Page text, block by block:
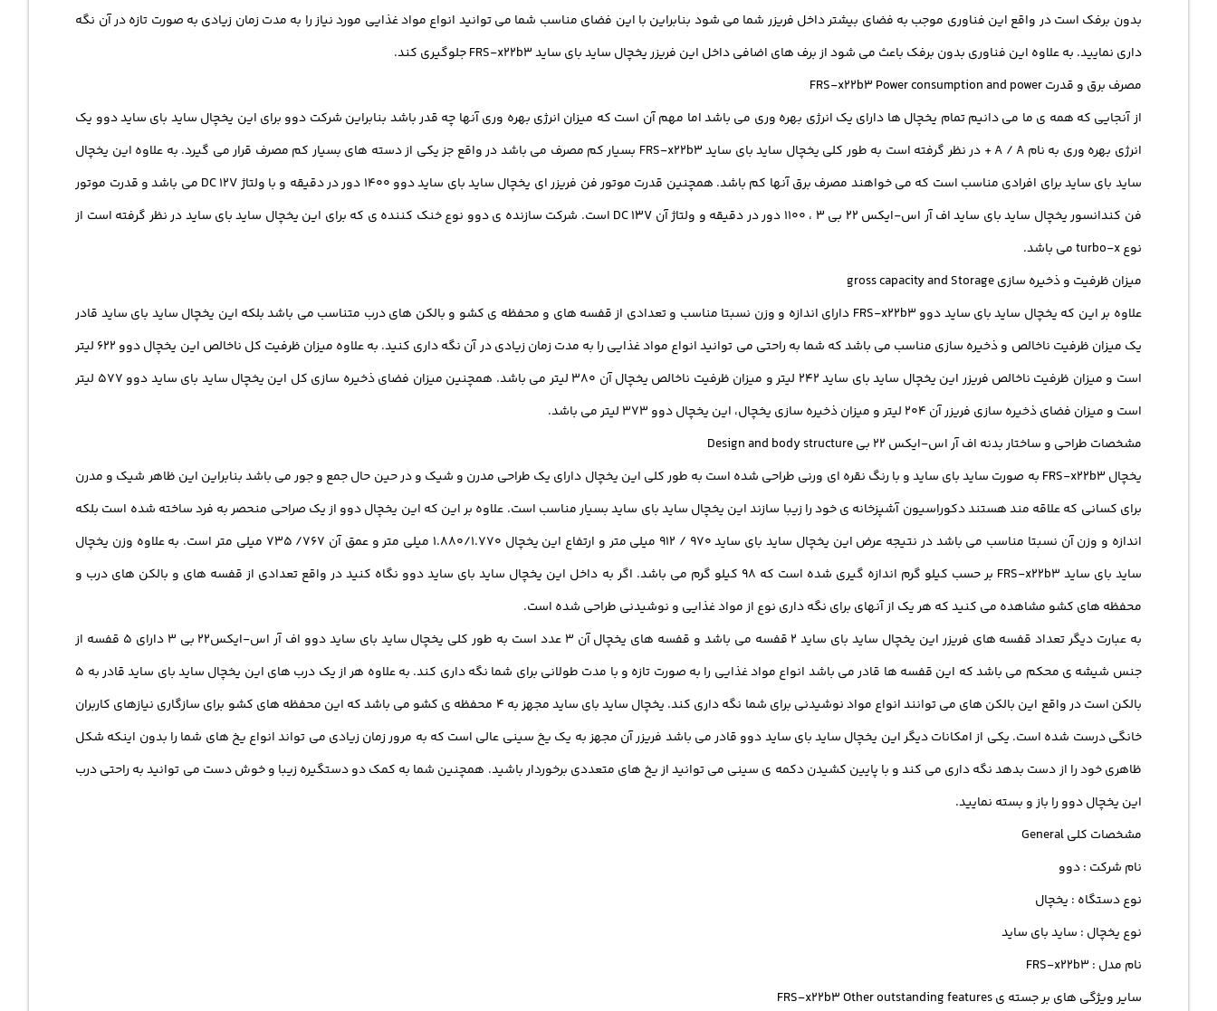
بدون برفک است در واقع این فناوری موجب به فضای بیشتر داخل فریزر شما می شود بنابراین با این فضای مناسب شما می توانید انواع مواد غذایی مورد نیاز را به مدت زمان زیادی به صورت تازه در آن نگه
داری نمایید. به علاوه این فناوری بدون برفک باعث می شود از برف های اضافی داخل این فریزر یخچال ساید بای ساید FRS-x22b3 جلوگیری کند.
مصرف برق و قدرت FRS-x22b3 Power consumption and power
از آنجایی که همه ی ما می دانیم تمام یخچال ها دارای یک انرژی بهره وری می باشد اما مهم آن است که میزان انرژی بهره وری آنها چه قدر باشد بنابراین شرکت دوو برای این یخچال ساید بای ساید دوو یک
انرژی بهره وری به نام A / A + در نظر گرفته است به طور کلی یخچال ساید بای ساید FRS-x22b3 بسیار کم مصرف می باشد در واقع جز یکی از دسته های بسیار کم مصرف قرار می گیرد. به علاوه این یخچال
ساید بای ساید برای افرادی مناسب است که می خواهند مصرف برق آنها کم باشد. همچنین قدرت موتور فن فریزر ای یخچال ساید بای ساید دوو 1400 دور در دقیقه و با ولتاژ DC 12V می باشد و قدرت موتور
فن کندانسور یخچال ساید بای ساید اف آر اس-ایکس 22 بی 3 ، 1100 دور در دقیقه و ولتاژ آن DC 13V است. شرکت سازنده ی دوو نوع خنک کننده ی که برای این یخچال ساید بای ساید در نظر گرفته است از
نوع turbo-x می باشد.
میزان ظرفیت و ذخیره سازی gross capacity and Storage
علاوه بر این که یخچال ساید بای ساید دوو FRS-x22b3 دارای اندازه و وزن نسبتا مناسب و تعدادی از قفسه های و محفظه ی کشو و بالکن های درب متناسب می باشد بلکه این یخچال ساید بای ساید قادر
یک میزان ظرفیت ناخالص و ذخیره سازی مناسب می باشد که شما به راحتی می توانید انواع مواد غذایی را به مدت زمان زیادی در آن نگه داری کنید. به علاوه میزان ظرفیت کل ناخالص این یخچال دوو 622 لیتر
است و میزان ظرفیت ناخالص فریزر این یخچال ساید بای ساید 242 لیتر و میزان ظرفیت ناخالص یخچال آن 380 لیتر می باشد. همچنین میزان فضای ذخیره سازی کل این یخچال ساید بای ساید دوو 577 لیتر
است و میزان فضای ذخیره سازی فریزر آن 204 لیتر و میزان ذخیره سازی یخچال، این یخچال دوو 373 لیتر می باشد.
مشخصات طراحی و ساختار بدنه اف آر اس-ایکس 22 بی Design and body structure
یخچال FRS-x22b3 به صورت ساید بای ساید و با رنگ نقره ای ورنی طراحی شده است به طور کلی این یخچال دارای یک طراحی مدرن و شیک و در حین حال جمع و جور می باشد بنابراین این ظاهر شیک و مدرن
برای کسانی که علاقه مند هستند دکوراسیون آشپزخانه ی خود را زیبا سازند این یخچال ساید بای ساید بسیار مناسب است. علاوه بر این که این یخچال دوو از یک صراحی منحصر به فرد ساخته شده است بلکه
اندازه و وزن آن نسبتا مناسب می باشد در نتیجه عرض این یخچال ساید بای ساید 970 / 912 میلی متر و ارتفاع این یخچال 1.880/1.770 میلی متر و عمق آن 767/ 735 میلی متر است. به علاوه وزن یخچال
ساید بای ساید FRS-x22b3 بر حسب کیلو گرم اندازه گیری شده است که 98 کیلو گرم می باشد. اگر به داخل این یخچال ساید بای ساید دوو نگاه کنید در واقع تعدادی از قفسه های و بالکن های درب و
محفظه های کشو مشاهده می کنید که هر یک از آنهای برای نگه داری نوع از مواد غذایی و نوشیدنی طراحی شده است.
به عبارت دیگر تعداد قفسه های فریزر این یخچال ساید بای ساید 2 قفسه می باشد و قفسه های یخچال آن 3 عدد است به طور کلی یخچال ساید بای ساید دوو اف آر اس-ایکس22 بی 3 دارای 5 قفسه از
جنس شیشه ی محکم می باشد که این قفسه ها قادر می باشد انواع مواد غذایی را به صورت تازه و با مدت طولانی برای شما نگه داری کند. به علاوه هر از یک درب های این یخچال ساید بای ساید قادر به 5
بالکن است در واقع این بالکن های می توانند انواع مواد نوشیدنی برای شما نگه داری کند. یخچال ساید بای ساید مجهز به 4 محفظه ی کشو می باشد که این محفظه های کشو برای سازگاری نیازهای کاربران
خانگی درست شده است. یکی از امکانات دیگر این یخچال ساید بای ساید دوو قادر می باشد فریزر آن مجهز به یک یخ سینی عالی است که به مرور زمان زیادی می تواند انواع یخ های شما را بدون اینکه شکل
ظاهری خود را از دست بدهد نگه داری می کند و با پایین کشیدن دکمه ی سینی می توانید از یخ های متعددی برخوردار باشید. همچنین شما به کمک دو دستگیره زیبا و خوش دست می توانید به راحتی درب
این یخچال دوو را باز و بسته نمایید.
مشخصات کلی General
نام شرکت : دوو
نوع دستگاه : یخچال
نوع یخچال : ساید بای ساید
نام مدل : FRS-x22b3
سایر ویژگی های بر جسته ی FRS-x22b3 Other outstanding features